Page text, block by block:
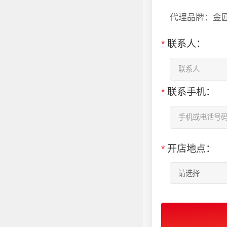
代理品牌：金
* 联系人：
* 联系手机：
* 开店地点：